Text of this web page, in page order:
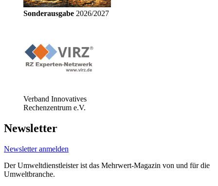
Sonderausgabe 2026/2027
Verband Innovatives
Rechenzentrum e.V.
Newsletter
Newsletter anmelden
Der Umweltdienstleister ist das Mehrwert-Magazin von und für die
Umweltbranche.